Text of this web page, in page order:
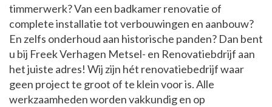
timmerwerk? Van een badkamer renovatie of
complete installatie tot verbouwingen en aanbouw?
En zelfs onderhoud aan historische panden? Dan bent
u bij Freek Verhagen Metsel- en Renovatiebdrijf aan
het juiste adres! Wij zijn hét renovatiebedrijf waar
geen project te groot of te klein voor is. Alle
werkzaamheden worden vakkundig en op